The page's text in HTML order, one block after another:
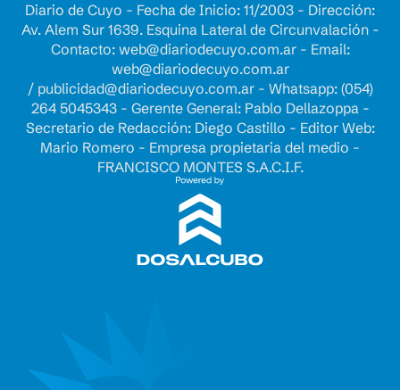
Diario de Cuyo - Fecha de Inicio: 11/2003 - Dirección:
Av. Alem Sur 1639. Esquina Lateral de Circunvalación -
Contacto: web@diariodecuyo.com.ar- Email:
web@diariodecuyo.com.ar
/ publicidad@diariodecuyo.com.ar- Whatsapp: (054)
264 5045343 - Gerente General: Pablo Dellazoppa -
Secretario de Redacción: Diego Castillo - Editor Web:
Mario Romero - Empresa propietaria del medio -
FRANCISCO MONTES S.A.C.I.F.